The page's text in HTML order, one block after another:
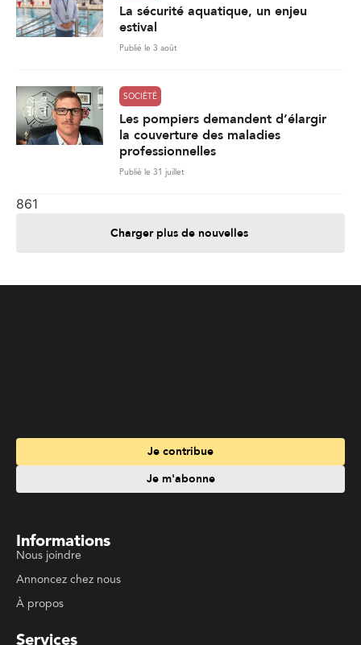
La sécurité aquatique, un enjeu
estival
Publié le 3 août
SOCIÉTÉ
Les pompiers demandent d’élargir
la couverture des maladies
professionnelles
Publié le 31 juillet
861
Charger plus de nouvelles
Informations
Services
Travailler à La Liberté
Emplois en français